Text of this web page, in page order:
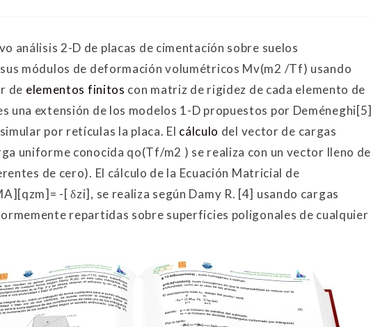
análisis 2-D de placas de cimentación sobre suelos
módulos de deformación volumétricos Mv(m2 /Tf) usando
de elementos finitos con matriz de rigidez de cada elemento de
una extensión de los modelos 1-D propuestos por Deméneghi[5]
por retículas la placa. El cálculo del vector de cargas
uniforme conocida qo(Tf/m2 ) se realiza con un vector lleno de
de cero). El cálculo de la Ecuación Matricial de
-[ δzi], se realiza según Damy R. [4] usando cargas
repartidas sobre superficies poligonales de cualquier